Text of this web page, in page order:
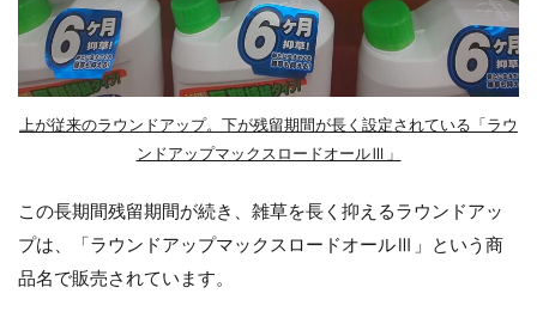
上が従来のラウンドアップ。下が残留期間が長く設定されている「ラウ
ンドアップマックスロードオールⅢ」
この長期間残留期間が続き、雑草を長く抑えるラウンドアッ
プは、「ラウンドアップマックスロードオールⅢ」という商
品名で販売されています。